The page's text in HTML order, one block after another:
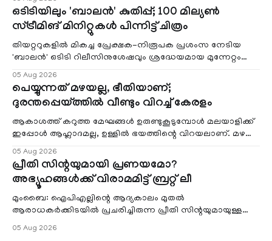
ഒടിടിയിലും 'ബാലൻ' കുതിപ്പ്; 100 മില്യൺ
സ്ട്രീമിങ് മിനിറ്റുകൾ പിന്നിട്ട് ചിത്രം
തിയറ്ററുകളിൽ മികച്ച പ്രേക്ഷക-നിരൂപക പ്രശംസ നേടിയ
'ബാലൻ' ഒടിടി റിലീസിനുശേഷവും ശ്രദ്ധേയമായ മുന്നേറ്റം
05 Aug 2026
പെയ്യുന്നത് മഴയല്ല, ഭീതിയാണ്;
ദുരന്തപ്പെയ്ത്തിൽ വീണ്ടും വിറച്ച് കേരളം
ആകാശത്ത് കറുത്ത മേഘങ്ങൾ ഉരുണ്ടുകൂടുമ്പോൾ മലയാളിക്ക്
ഇപ്പോൾ ആഹ്ലാദമല്ല, ഉള്ളിൽ ഭയത്തിന്റെ വിറയലാണ്. മഴ
05 Aug 2026
പ്രീതി സിന്റയുമായി പ്രണയമോ?
അഭ്യൂഹങ്ങൾക്ക് വിരാമമിട്ട് ബ്രറ്റ് ലീ
മുംബൈ: ഐപിഎല്ലിന്റെ ആദ്യകാലം മുതൽ
ആരാധകർക്കിടയിൽ പ്രചരിച്ചിരുന്ന പ്രീതി സിന്റയുമായുള്ള
05 Aug 2026